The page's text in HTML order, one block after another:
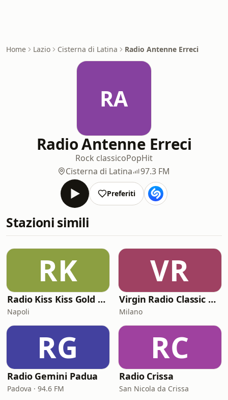
Home Lazio Cisterna di Latina Radio Antenne Erreci
RA
Radio Antenne Erreci
Rock classicoPopHit
Cisterna di Latina
97.3 FM
Preferiti
Stazioni simili
RK
Radio Kiss Kiss Gold Rock
Napoli
VR
Virgin Radio Classic Rock
Milano
RG
Radio Gemini Padua
Padova · 94.6 FM
RC
Radio Crissa
San Nicola da Crissa